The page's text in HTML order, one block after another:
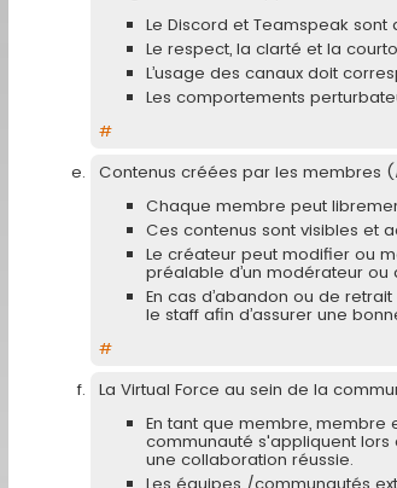
Le Discord et Teamspeak
Le respect, la clarté et la
L’usage des canaux doit
Les comportements
#
Contenus créées par les membres (
Chaque membre peut
Ces contenus sont visibles et
Le créateur peut modifier ou
préalable d’un modérateur
En cas d’abandon ou de retrait
le staff afin d’assurer une
#
La Virtual Force au sein de la
En tant que membre, membre
communauté s'appliquent
une collaboration réussie.